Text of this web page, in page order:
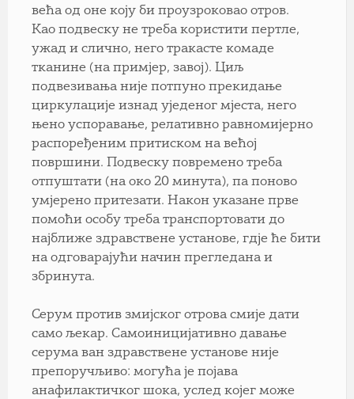
већа од оне коју би проузроковао отров.
Као подвеску не треба користити пертле,
ужад и слично, него тракасте комаде
тканине (на примјер, завој). Циљ
подвезивања није потпуно прекидање
циркулације изнад уједеног мјеста, него
њено успоравање, релативно равномијерно
распоређеним притиском на већој
површини. Подвеску повремено треба
отпуштати (на око 20 минута), па поново
умјерено притезати. Након указане прве
помоћи особу треба транспортовати до
најближе здравствене установе, гдје ће бити
на одговарајући начин прегледана и
збринута.
Серум против змијског отрова смије дати
само љекар. Самоиницијативно давање
серума ван здравствене установе није
препоручљиво: могућа је појава
анафилактичког шока, услед којег може